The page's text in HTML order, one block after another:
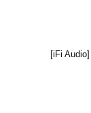
[iFi